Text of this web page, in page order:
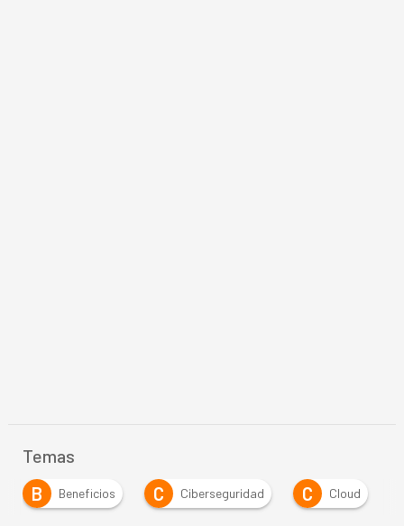
Temas
C
Ciberseguridad C Cloud Empresa